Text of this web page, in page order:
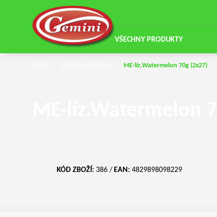
VŠECHNY PRODUKTY
ME-líz.Watermelon 70g (2x27)
KÓD ZBOŽÍ: 386 EAN: 4829898098229